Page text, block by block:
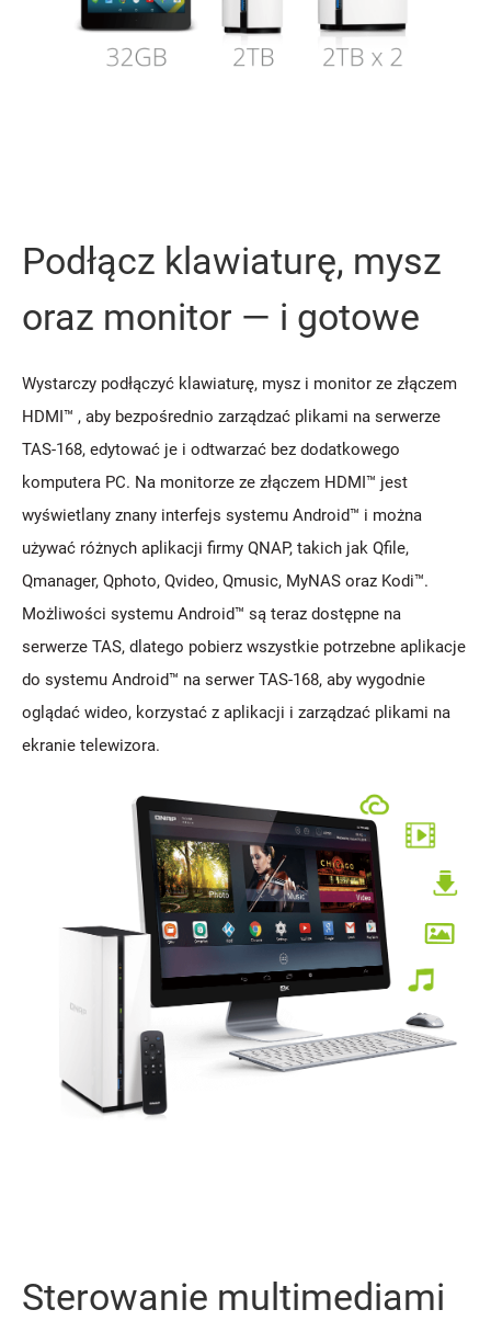
Podłącz klawiaturę, mysz
oraz monitor — i gotowe
Wystarczy podłączyć klawiaturę, mysz i monitor ze złączem
HDMI™ , aby bezpośrednio zarządzać plikami na serwerze
TAS-168, edytować je i odtwarzać bez dodatkowego
komputera PC. Na monitorze ze złączem HDMI™ jest
wyświetlany znany interfejs systemu Android™ i można
używać różnych aplikacji firmy QNAP, takich jak Qfile,
Qmanager, Qphoto, Qvideo, Qmusic, MyNAS oraz Kodi™.
Możliwości systemu Android™ są teraz dostępne na
serwerze TAS, dlatego pobierz wszystkie potrzebne aplikacje
do systemu Android™ na serwer TAS-168, aby wygodnie
oglądać wideo, korzystać z aplikacji i zarządzać plikami na
ekranie telewizora.
Sterowanie multimediami